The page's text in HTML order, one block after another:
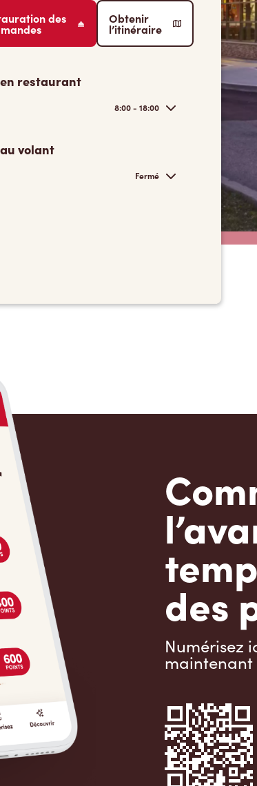
des Obtenir
l’itinéraire
restaurant
8:00 - 18:00
volant
Fermé
des
Numérisez
maintenant